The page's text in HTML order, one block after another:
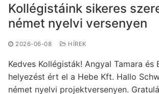
Kollégistáink sikeres
német nyelvi versenyen
2026-06-08 HÍREK
Kedves Kollégisták! Angyal Tamara és
helyezést ért el a Hebe Kft. Hallo
német nyelvi projektversenyen.